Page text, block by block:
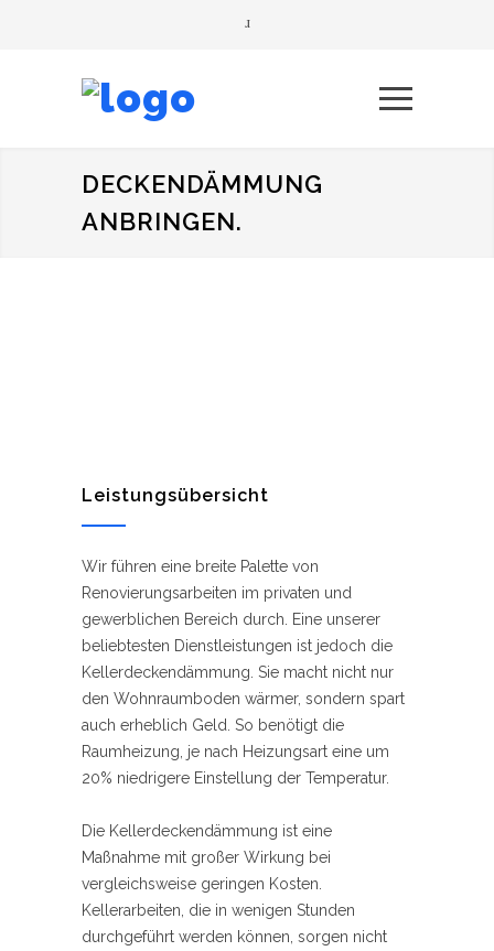
DECKENDÄMMUNG
ANBRINGEN.
Leistungsübersicht
Wir führen eine breite Palette von
Renovierungsarbeiten im privaten und
gewerblichen Bereich durch. Eine unserer
beliebtesten Dienstleistungen ist jedoch die
Kellerdeckendämmung. Sie macht nicht nur
den Wohnraumboden wärmer, sondern spart
auch erheblich Geld. So benötigt die
Raumheizung, je nach Heizungsart eine um
20% niedrigere Einstellung der Temperatur.
Die Kellerdeckendämmung ist eine
Maßnahme mit großer Wirkung bei
vergleichsweise geringen Kosten.
Kellerarbeiten, die in wenigen Stunden
durchgeführt werden können, sorgen nicht